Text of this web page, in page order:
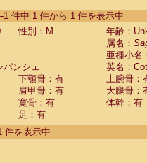
Saguinus labiatus(0)
Saguinus leucopus (0)
Saguinus nigricollis (0)
Saguinus oedipus
Saguinus weddelli
Saguinusspp.
Aotus trivirgatus
Cebus albifrons
1 件中 1 件から 1 件を表示中
性別：M
年齢：
属名：
亜種小名
パンシェ
英名：
下顎骨：有
上腕骨：
肩甲骨：有
大腿骨：
寛骨：有
体幹：有
足：有
件を表示中